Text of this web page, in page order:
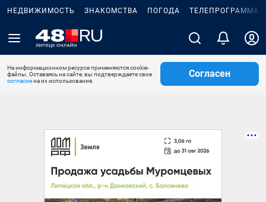
НЕДВИЖИМОСТЬ ЗНАКОМСТВА ПОГОДА ТЕЛЕПРОГРАММА
На информационном ресурсе применяются cookie-
файлы. Оставаясь на сайте, вы подтверждаете свое
согласиена их использование.
Согласен